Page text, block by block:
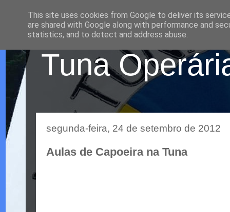
Tuna
segunda-feira, 24 de setembro de 2012
Aulas de Capoeira na Tuna
This site uses cookies from Google to deliver its
are shared with Google along with performance and
statistics, and to detect and address abuse.